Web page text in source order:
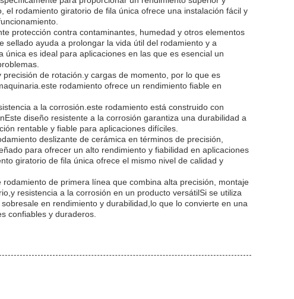
rodamiento giratorio de fila única ofrece una instalación fácil y
protección contra contaminantes, humedad y otros elementos
ayuda a prolongar la vida útil del rodamiento y a
es ideal para aplicaciones en las que es esencial un
de rotación.y cargas de momento, por lo que es
rodamiento ofrece un rendimiento fiable en
a la corrosión.este rodamiento está construido con
diseño resistente a la corrosión garantiza una durabilidad a
rentable y fiable para aplicaciones difíciles.
deslizante de cerámica en términos de precisión,
para ofrecer un alto rendimiento y fiabilidad en aplicaciones
giratorio de fila única ofrece el mismo nivel de calidad y
de primera línea que combina alta precisión, montaje
resistencia a la corrosión en un producto versátilSi se utiliza
en rendimiento y durabilidad,lo que lo convierte en una
confiables y duraderos.